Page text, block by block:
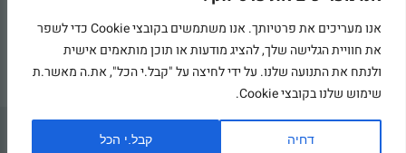
אנו מעריכים את פרטיותך. אנו משתמשים בקובצי Cookie כדי לשפר
את חוויית הגלישה שלך, להציג מודעות או תוכן מותאמים אישית
ולנתח את התנועה שלנו. על ידי לחיצה על "קבל.י הכל", את.ה מאשר.ת
שימוש שלנו בקובצי Cookie.
דחיה קבל.י הכל
office@milafink.com
כל הזכויות שמורות למילה